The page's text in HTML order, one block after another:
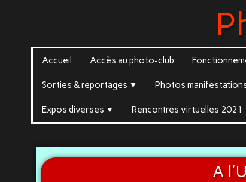
Accueil Accès au photo-club
Sorties & reportages ▼ Photos
Expos diverses ▼ Rencontres virtuelles 2021
A